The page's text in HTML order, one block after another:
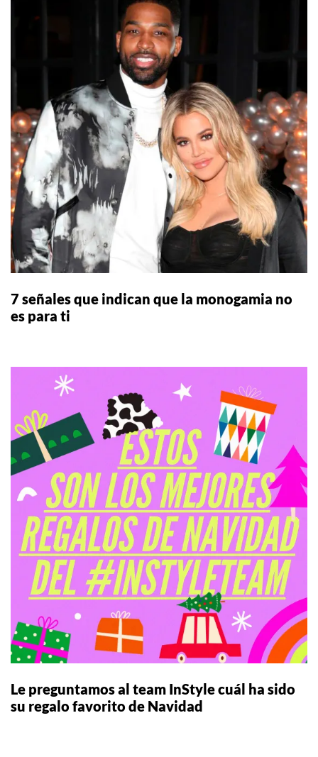
7 señales que indican que la monogamia no
es para ti
Le preguntamos al team InStyle cuál ha sido
su regalo favorito de Navidad